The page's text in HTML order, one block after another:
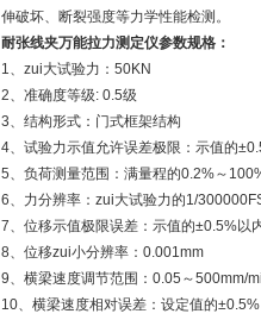
伸破坏、断裂强度等力学性能检测。
耐张线夹万能拉力测定仪参数规格：
1、zui大试验力：50KN
2、准确度等级: 0.5级
3、结构形式：门式框架结构
4、试验力示值允许误差极限：示值的
5、负荷测量范围：满量程的0.2%～
6、力分辨率：zui大试验力的1/
7、位移示值极限误差：示值的±0.5%以
8、位移zui小分辨率：0.001mm
9、横梁速度调节范围：0.05～500mm/
10、横梁速度相对误差：设定值的